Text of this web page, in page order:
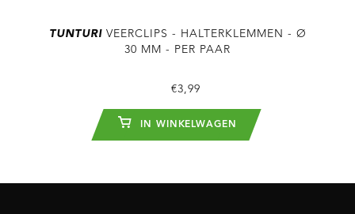
TUNTURIVEERCLIPS - HALTERKLEMMEN - Ø
30 MM - PER PAAR
€3,99
IN WINKELWAGEN